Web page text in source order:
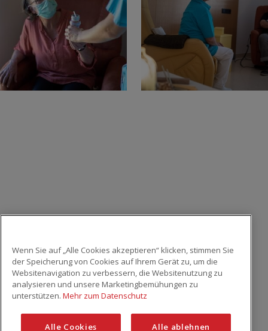
Dank seines breiten Pflegeangebots und seines
qualifizierten und fachspezifisch geschulten
Personals kann das Zentrum einen Service der
Extraklasse anbieten. Es stellt seinen Patienten
Wenn Sie auf „Alle Cookies akzeptieren“ klicken, stimmen Sie
der Speicherung von Cookies auf Ihrem Gerät zu, um die
Websitenavigation zu verbessern, die Websitenutzung zu
analysieren und unsere Marketingbemühungen zu
unterstützen. Mehr zum Datenschutz
Alle Cookies
Alle ablehnen